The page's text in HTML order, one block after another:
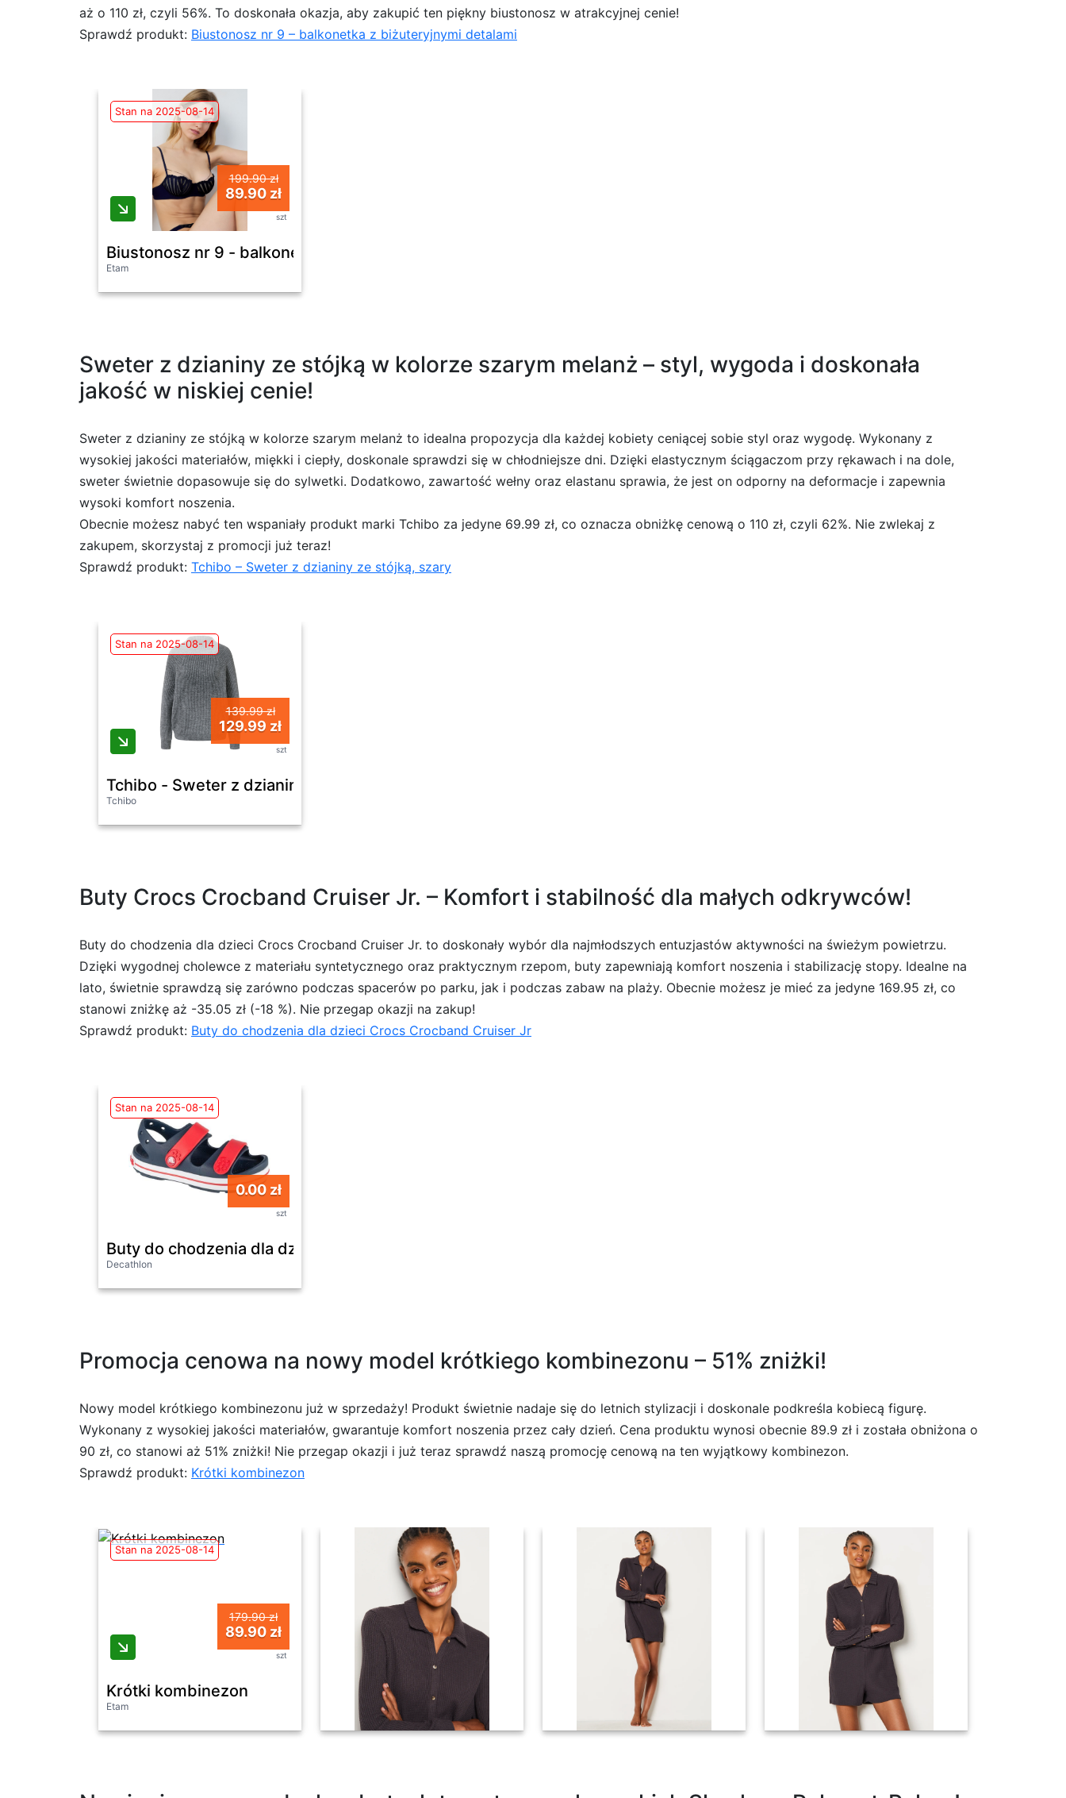
aż o 110 zł, czyli 56%. To doskonała okazja, aby zakupić ten piękny biustonosz w atrakcyjnej cenie!
Sprawdź produkt: Biustonosz nr 9 – balkonetka z biżuteryjnymi detalami
Stan na 2025-08-14
199.90 zł
89.90 zł
szt
Biustonosz nr 9 - balkonetka z biżuteryjnymi detalami
Etam
Sweter z dzianiny ze stójką w kolorze szarym melanż – styl, wygoda i doskonała
jakość w niskiej cenie!
Sweter z dzianiny ze stójką w kolorze szarym melanż to idealna propozycja dla każdej kobiety ceniącej sobie styl oraz wygodę. Wykonany z
wysokiej jakości materiałów, miękki i ciepły, doskonale sprawdzi się w chłodniejsze dni. Dzięki elastycznym ściągaczom przy rękawach i na dole,
sweter świetnie dopasowuje się do sylwetki. Dodatkowo, zawartość wełny oraz elastanu sprawia, że jest on odporny na deformacje i zapewnia
wysoki komfort noszenia.
Obecnie możesz nabyć ten wspaniały produkt marki Tchibo za jedyne 69.99 zł, co oznacza obniżkę cenową o 110 zł, czyli 62%. Nie zwlekaj z
zakupem, skorzystaj z promocji już teraz!
Sprawdź produkt: Tchibo – Sweter z dzianiny ze stójką, szary
Stan na 2025-08-14
139.99 zł
129.99 zł
szt
Tchibo - Sweter z dzianiny ze stójką- szary
Tchibo
Buty Crocs Crocband Cruiser Jr. – Komfort i stabilność dla małych odkrywców!
Buty do chodzenia dla dzieci Crocs Crocband Cruiser Jr. to doskonały wybór dla najmłodszych entuzjastów aktywności na świeżym powietrzu.
Dzięki wygodnej cholewce z materiału syntetycznego oraz praktycznym rzepom, buty zapewniają komfort noszenia i stabilizację stopy. Idealne na
lato, świetnie sprawdzą się zarówno podczas spacerów po parku, jak i podczas zabaw na plaży. Obecnie możesz je mieć za jedyne 169.95 zł, co
stanowi zniżkę aż -35.05 zł (-18 %). Nie przegap okazji na zakup!
Sprawdź produkt: Buty do chodzenia dla dzieci Crocs Crocband Cruiser Jr
Stan na 2025-08-14
0.00 zł
szt
Buty do chodzenia dla dzieci Crocs Crocband Cruiser Jr
Decathlon
Promocja cenowa na nowy model krótkiego kombinezonu – 51% zniżki!
Nowy model krótkiego kombinezonu już w sprzedaży! Produkt świetnie nadaje się do letnich stylizacji i doskonale podkreśla kobiecą figurę.
Wykonany z wysokiej jakości materiałów, gwarantuje komfort noszenia przez cały dzień. Cena produktu wynosi obecnie 89.9 zł i została obniżona o
90 zł, co stanowi aż 51% zniżki! Nie przegap okazji i już teraz sprawdź naszą promocję cenową na ten wyjątkowy kombinezon.
Sprawdź produkt: Krótki kombinezon
Stan na 2025-08-14
179.90 zł
89.90 zł
szt
Krótki kombinezon
Etam